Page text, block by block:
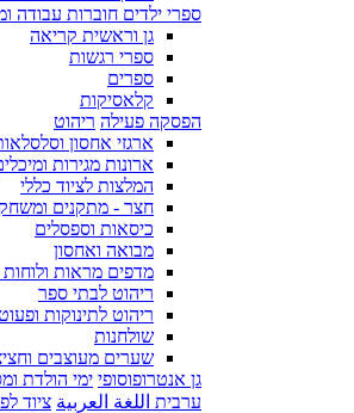
ספרי ילדים חוברות עבודה
גן וראשית קריאה
ספרי רגשות
ספרים
קלאסיקות
הפסקה פעילה ריהוט
ארגזי אחסון
ארונות מגירות
המלצות לציוד כללי
חצר - מתקנים
כיסאות וספסלים
מבואה ואחסון
מדפים מראות ולוחות
ריהוט לבתי ספר
ריהוט לתינוקות
שולחנות
שערים מעוצבים
גן אנטרופוסופי ימי הולדת
ערבית اللغة العربية ציוד